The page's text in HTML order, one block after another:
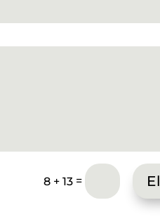
8 + 13=